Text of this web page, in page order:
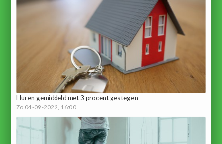
Huren gemiddeld met 3 procent gestegen
Zo 04-09-2022, 16:00